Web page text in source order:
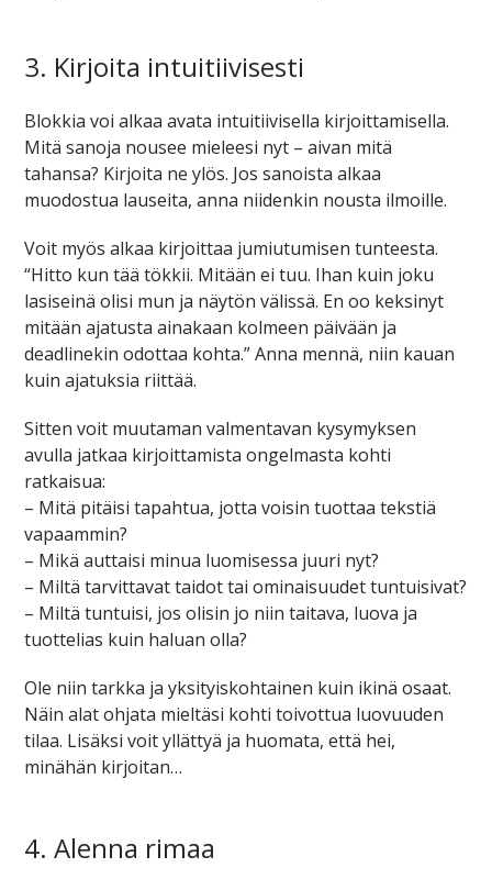
3. Kirjoita intuitiivisesti
Blokkia voi alkaa avata intuitiivisella kirjoittamisella.
Mitä sanoja nousee mieleesi nyt – aivan mitä
tahansa? Kirjoita ne ylös. Jos sanoista alkaa
muodostua lauseita, anna niidenkin nousta ilmoille.
Voit myös alkaa kirjoittaa jumiutumisen tunteesta.
“Hitto kun tää tökkii. Mitään ei tuu. Ihan kuin joku
lasiseinä olisi mun ja näytön välissä. En oo keksinyt
mitään ajatusta ainakaan kolmeen päivään ja
deadlinekin odottaa kohta.” Anna mennä, niin kauan
kuin ajatuksia riittää.
Sitten voit muutaman valmentavan kysymyksen
avulla jatkaa kirjoittamista ongelmasta kohti
ratkaisua:
– Mitä pitäisi tapahtua, jotta voisin tuottaa tekstiä
vapaammin?
– Mikä auttaisi minua luomisessa juuri nyt?
– Miltä tarvittavat taidot tai ominaisuudet tuntuisivat?
– Miltä tuntuisi, jos olisin jo niin taitava, luova ja
tuottelias kuin haluan olla?
Ole niin tarkka ja yksityiskohtainen kuin ikinä osaat.
Näin alat ohjata mieltäsi kohti toivottua luovuuden
tilaa. Lisäksi voit yllättyä ja huomata, että hei,
minähän kirjoitan…
4. Alenna rimaa